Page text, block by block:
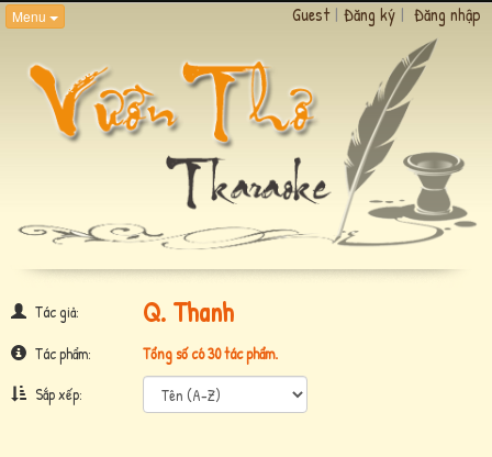
Menu Guest | Đăng ký | Đăng nhập
Tác giả: Q. Thanh
Tác phẩm:
Tổng số có 30 tác phẩm.
Sắp xếp: